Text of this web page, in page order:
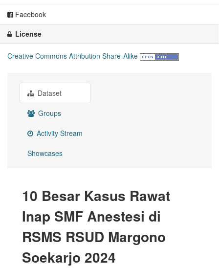
Facebook
License
Creative Commons Attribution Share-Alike
Dataset
Groups
Activity Stream
Showcases
10 Besar Kasus Rawat
Inap SMF Anestesi di
RSMS RSUD Margono
Soekarjo 2024